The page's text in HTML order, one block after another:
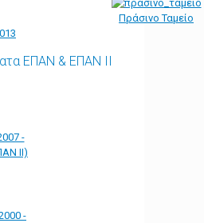
Πράσινο Ταμείο
ΕΠΑΝ & ΕΠΑΝ ΙΙ
-
ΙΙ)
-